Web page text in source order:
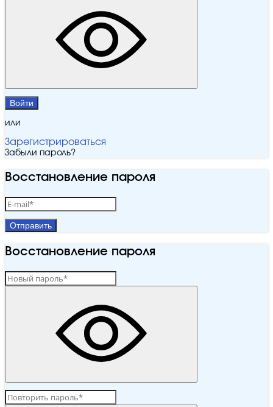
Войти
или
Зарегистрироваться
Забыли пароль?
Восстановление пароля
Отправить
Восстановление пароля